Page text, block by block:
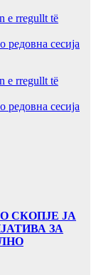
e rregullt të
сесија
e rregullt të
сесија
СКОПЈЕ ЈА
ЗА